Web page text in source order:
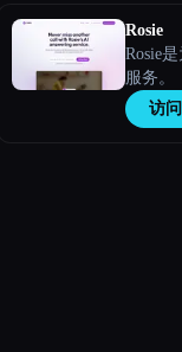
Rosie
Rosie
服务。
访问